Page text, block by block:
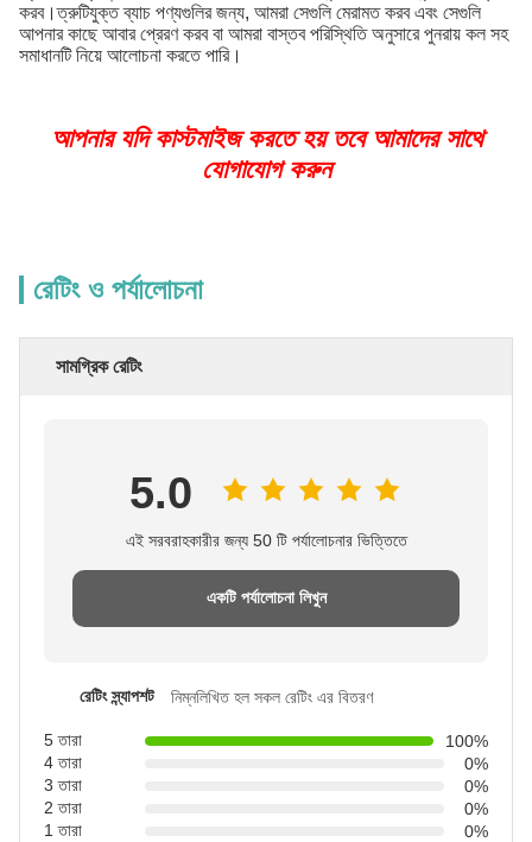
করব।ত্রুটিযুক্ত ব্যাচ পণ্যগুলির জন্য, আমরা সেগুলি মেরামত করব এবং সেগুলি
আপনার কাছে আবার প্রেরণ করব বা আমরা বাস্তব পরিস্থিতি অনুসারে পুনরায় কল সহ
সমাধানটি নিয়ে আলোচনা করতে পারি।
আপনার যদি কাস্টমাইজ করতে হয় তবে আমাদের সাথে
যোগাযোগ করুন
রেটিং ও পর্যালোচনা
সামগ্রিক রেটিং
5.0
এই সরবরাহকারীর জন্য 50 টি পর্যালোচনার ভিত্তিতে
একটি পর্যালোচনা লিখুন
রেটিং স্ন্যাপশট নিম্নলিখিত হল সকল রেটিং এর বিতরণ
5 তারা
100%
4 তারা
0%
3 তারা
0%
2 তারা
0%
1 তারা
0%